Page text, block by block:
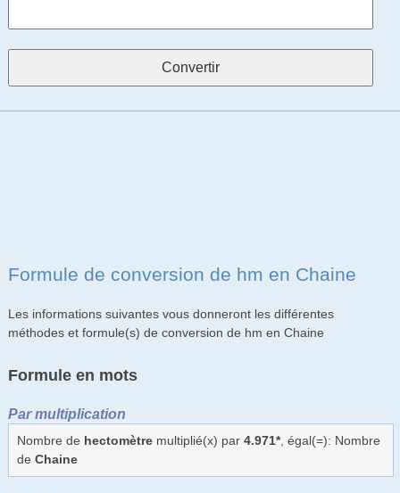
Formule de conversion de hm en Chaine
Les informations suivantes vous donneront les différentes
méthodes et formule(s) de conversion de hm en Chaine
Formule en mots
Par multiplication
Nombre de hectomètremultiplié(x) par 4.971*, égal(=): Nombre
de Chaine